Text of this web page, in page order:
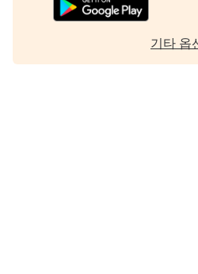
기타 옵